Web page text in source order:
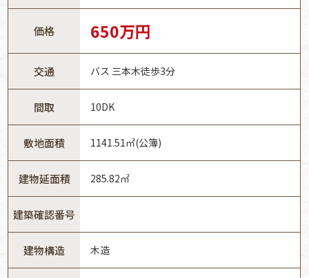
価格 650万円
交通 バス 三本木徒歩3分
間取 10DK
敷地面積 1141.51㎡(公簿)
建物延面積 285.82㎡
建築確認番号
建物構造 木造